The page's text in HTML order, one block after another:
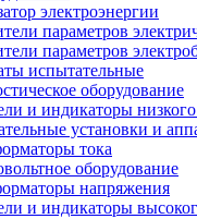
электроэнергии
параметров
параметров
испытательные
оборудование
и индикаторы
установки и
тока
оборудование
напряжения
и индикаторы